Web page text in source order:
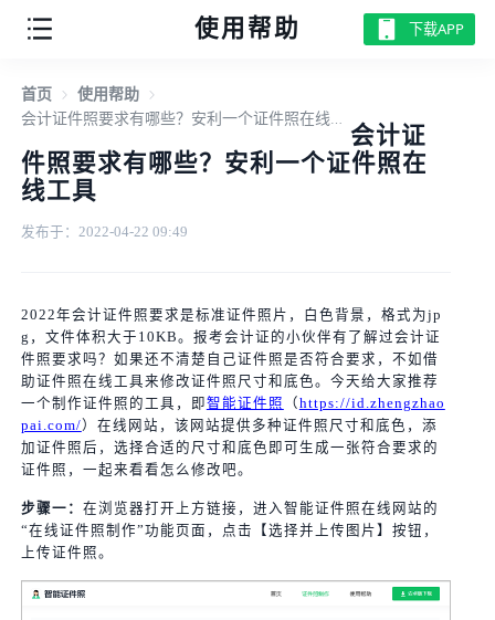
下载APP
使用帮助
首页 使用帮助
会计证
件照要求有哪些？安利一个证件照在
线工具
发布于：2022-04-22 09:49
2022年会计证件照要求是标准证件照片，白色背景，格式为jp
g，文件体积大于10KB。报考会计证的小伙伴有了解过会计证
件照要求吗？如果还不清楚自己证件照是否符合要求，不如借
助证件照在线工具来修改证件照尺寸和底色。今天给大家推荐
一个制作证件照的工具，即智能证件照 （https://id.zhengzhao
pai.com/）在线网站，该网站提供多种证件照尺寸和底色，添
加证件照后，选择合适的尺寸和底色即可生成一张符合要求的
证件照，一起来看看怎么修改吧。
步骤一： 在浏览器打开上方链接，进入智能证件照在线网站的
“在线证件照制作”功能页面，点击【选择并上传图片】按钮，
上传证件照。